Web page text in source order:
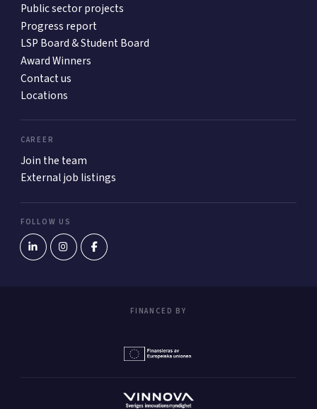
Public sector projects
Progress report
LSP Board & Student Board
Award Winners
Contact us
Locations
CAREER
Join the team
External job listings
FOLLOW US
FINANCED BY